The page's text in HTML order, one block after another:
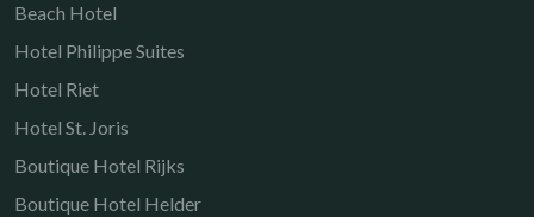
Beach Hotel
Hotel Philippe Suites
Hotel Riet
Hotel St. Joris
Boutique Hotel Rijks
Boutique Hotel Helder